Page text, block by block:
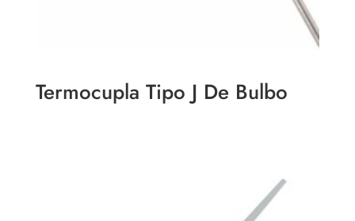
Termocupla Tipo J De Bulbo